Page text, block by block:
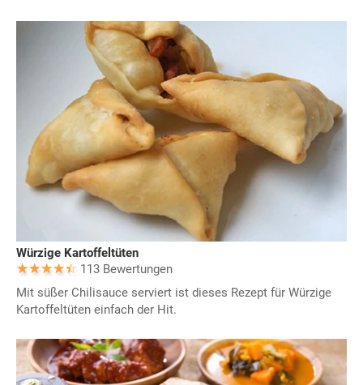
Würzige Kartoffeltüten
113 Bewertungen
Mit süßer Chilisauce serviert ist dieses Rezept für Würzige
Kartoffeltüten einfach der Hit.